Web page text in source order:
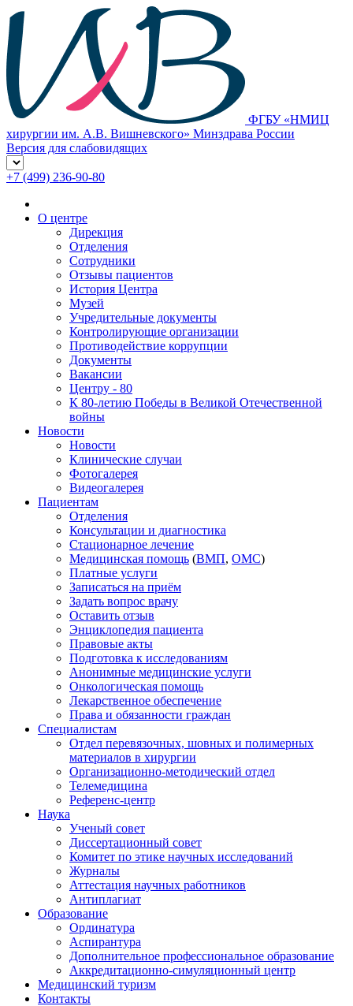
ФГБУ «НМИЦ
хирургии им. А.В. Вишневского» Минздрава России
Версия для слабовидящих
+7 (499) 236-90-80
О центре
Дирекция
Отделения
Сотрудники
Отзывы пациентов
История Центра
Музей
Учредительные документы
Контролирующие организации
Противодействие коррупции
Документы
Вакансии
Центру - 80
К 80-летию Победы в Великой Отечественной
войны
Новости
Новости
Клинические случаи
Фотогалерея
Видеогалерея
Пациентам
Отделения
Консультации и диагностика
Стационарное лечение
Медицинская помощь (ВМП, ОМС)
Платные услуги
Записаться на приём
Задать вопрос врачу
Оставить отзыв
Энциклопедия пациента
Правовые акты
Подготовка к исследованиям
Анонимные медицинские услуги
Онкологическая помощь
Лекарственное обеспечение
Права и обязанности граждан
Специалистам
Отдел перевязочных, шовных и полимерных
материалов в хирургии
Организационно-методический отдел
Телемедицина
Референс-центр
Наука
Ученый совет
Диссертационный совет
Комитет по этике научных исследований
Журналы
Аттестация научных работников
Антиплагиат
Образование
Ординатура
Аспирантура
Дополнительное профессиональное образование
Аккредитационно-симуляционный центр
Медицинский туризм
Контакты